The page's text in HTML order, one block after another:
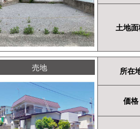
土地
売地 所在
価格